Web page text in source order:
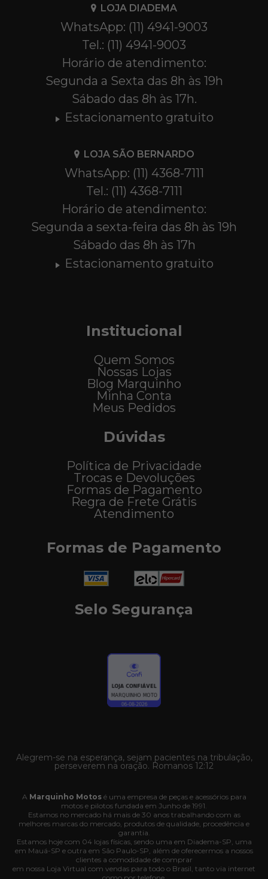
LOJA DIADEMA
WhatsApp: (11) 4941-9003
Tel.: (11) 4941-9003
Horário de atendimento:
Segunda a Sexta das 8h às 19h
Sábado das 8h às 17h.
Estacionamento gratuito
LOJA SÃO BERNARDO
WhatsApp: (11) 4368-7111
Tel.: (11) 4368-7111
Horário de atendimento:
Segunda a sexta-feira das 8h às 19h
Sábado das 8h às 17h
Estacionamento gratuito
Institucional
Quem Somos
Nossas Lojas
Blog Marquinho
Minha Conta
Meus Pedidos
Dúvidas
Política de Privacidade
Trocas e Devoluções
Formas de Pagamento
Regra de Frete Grátis
Atendimento
Formas de Pagamento
Selo Segurança
Alegrem-se na esperança, sejam pacientes na tribulação,
perseverem na oração. Romanos 12:12
A Marquinho Motosé uma empresa de peças e acessórios para
motos e pilotos fundada em Junho de 1991.
Estamos no mercado há mais de 30 anos trabalhando com as
melhores marcas do mercado, produtos de qualidade, procedência e
garantia.
Estamos hoje com 04 lojas físicas, sendo uma em Diadema-SP, uma
em Mauá-SP e outra em São Paulo-SP, além de oferecermos a nossos
clientes a comodidade de comprar
em nossa Loja Virtual com vendas para todo o Brasil, tanto via internet